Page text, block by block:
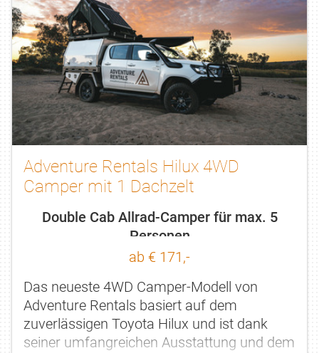
Adventure Rentals Hilux 4WD
Camper mit 1 Dachzelt
Double Cab Allrad-Camper für max. 5
Personen
ab € 171,-
Das neueste 4WD Camper-Modell von
Adventure Rentals basiert auf dem
zuverlässigen Toyota Hilux und ist dank
seiner umfangreichen Ausstattung und dem